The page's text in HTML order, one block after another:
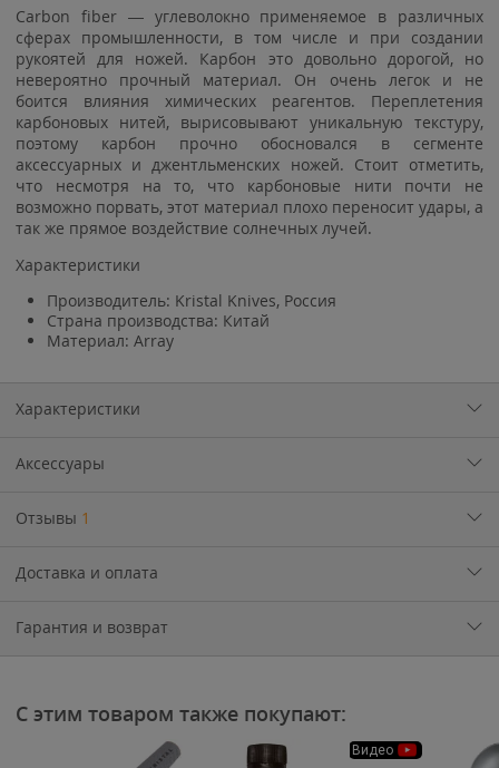
Carbon fiber — углеволокно применяемое в различных
сферах промышленности, в том числе и при создании
рукоятей для ножей. Карбон это довольно дорогой, но
невероятно прочный материал. Он очень легок и не
боится влияния химических реагентов. Переплетения
карбоновых нитей, вырисовывают уникальную текстуру,
поэтому карбон прочно обосновался в сегменте
аксессуарных и джентльменских ножей. Стоит отметить,
что несмотря на то, что карбоновые нити почти не
возможно порвать, этот материал плохо переносит удары, а
так же прямое воздействие солнечных лучей.
Характеристики
Производитель: Kristal Knives, Россия
Страна производства: Китай
Материал: Array
Характеристики
Аксессуары
Отзывы 1
Доставка и оплата
Гарантия и возврат
С этим товаром также покупают:
Видео